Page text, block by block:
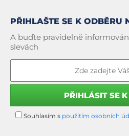
PŘIHLAŠTE SE K ODBĚRU
A buďte pravidelně
slevách
Souhlasím s použitím osobních